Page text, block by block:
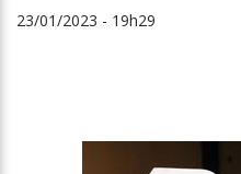
23/01/2023 - 19h29